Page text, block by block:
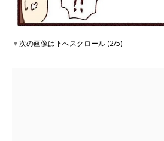
▼次の画像は下へスクロール (2/5)